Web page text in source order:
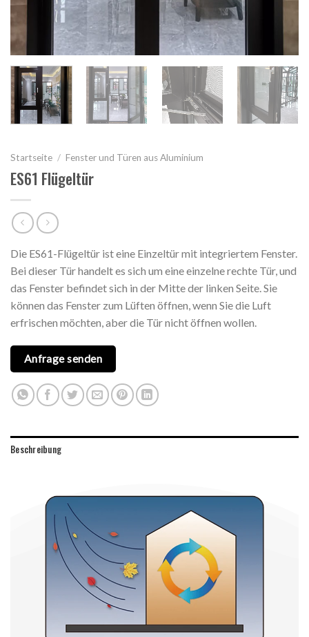
Startseite / Fenster und Türen aus Aluminium
ES61 Flügeltür
Die ES61-Flügeltür ist eine Einzeltür mit integriertem Fenster.
Bei dieser Tür handelt es sich um eine einzelne rechte Tür, und
das Fenster befindet sich in der Mitte der linken Seite. Sie
können das Fenster zum Lüften öffnen, wenn Sie die Luft
erfrischen möchten, aber die Tür nicht öffnen wollen.
Anfrage senden
Beschreibung